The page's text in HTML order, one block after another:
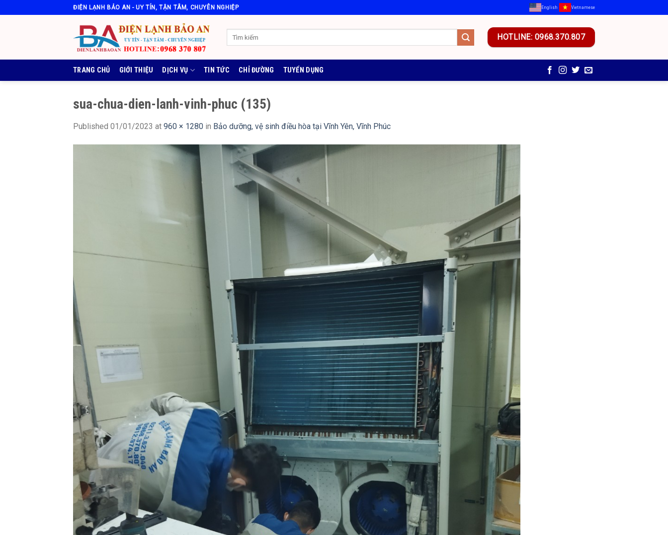
to
ĐIỆN LẠNH BẢO AN - UY TÍN, TẬN TÂM, CHUYÊN NGHIỆP English Vietnamese
HOTLINE: 0968.370.807
TRANG CHỦ GIỚI THIỆU DỊCH VỤ TIN TỨC CHỈ ĐƯỜNG TUYỂN DỤNG
sua-chua-dien-lanh-vinh-phuc (135)
Published 01/01/2023 at 960 × 1280 in Bảo dưỡng, vệ sinh điều hòa tại Vĩnh Yên, Vĩnh Phúc